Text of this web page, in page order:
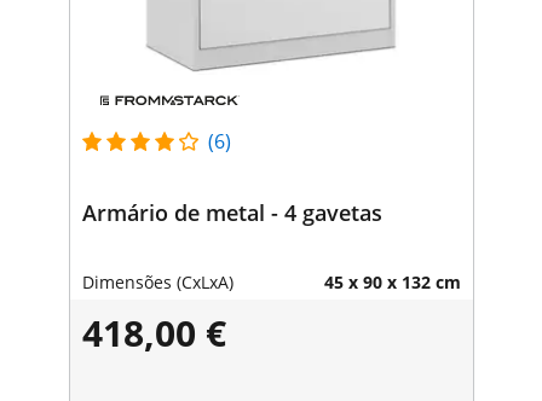
(6)
Armário de metal - 4 gavetas
Dimensões (CxLxA) 45 x 90 x 132 cm
418,00 €